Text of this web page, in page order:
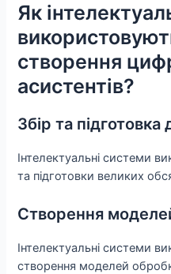
Як
створення
асистентів?
Збір та підготовка
Інтелектуальні системи
та підготовки великих
Створення
Інтелектуальні системи
створення моделей